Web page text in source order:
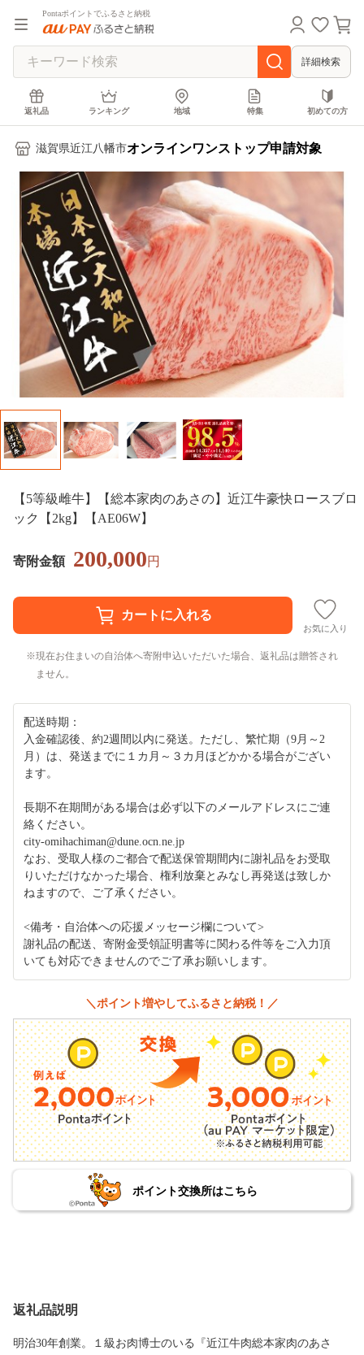
Pontaポイントでふるさと納税
詳細検索
返礼品 ランキング 地域 特集 初めての方
滋賀県近江八幡市オンラインワンストップ申請対象
【5等級雌牛】【総本家肉のあさの】近江牛豪快ロースブロ
ック【2kg】【AE06W】
寄附金額 200,000円
お気に入り
現在お住まいの自治体へ寄附申込いただいた場合、返礼品は贈答され
ません。
配送時期：
入金確認後、約2週間以内に発送。ただし、繁忙期（9月～2
月）は、発送までに１カ月～３カ月ほどかかる場合がござい
ます。
長期不在期間がある場合は必ず以下のメールアドレスにご連
絡ください。
city-omihachiman@dune.ocn.ne.jp
なお、受取人様のご都合で配送保管期間内に謝礼品をお受取
りいただけなかった場合、権利放棄とみなし再発送は致しか
ねますので、ご了承ください。
<備考・自治体への応援メッセージ欄について>
謝礼品の配送、寄附金受領証明書等に関わる件等をご入力頂
いても対応できませんのでご了承お願いします。
＼ポイント増やしてふるさと納税！／
ポイント交換所はこちら
返礼品説明
明治30年創業。１級お肉博士のいる『近江牛肉総本家肉のあさ